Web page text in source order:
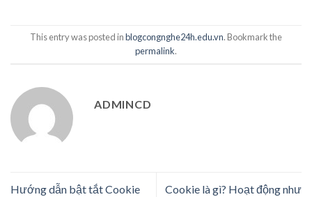
This entry was posted inblogcongnghe24h.edu.vn. Bookmark the
permalink.
ADMINCD
Hướng dẫn bật tắt Cookie
Cookie là gì? Hoạt động như